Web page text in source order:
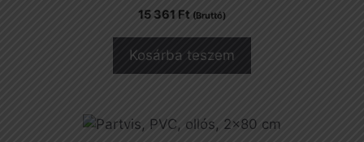
15 361 Ft (Bruttó)
Kosárba teszem